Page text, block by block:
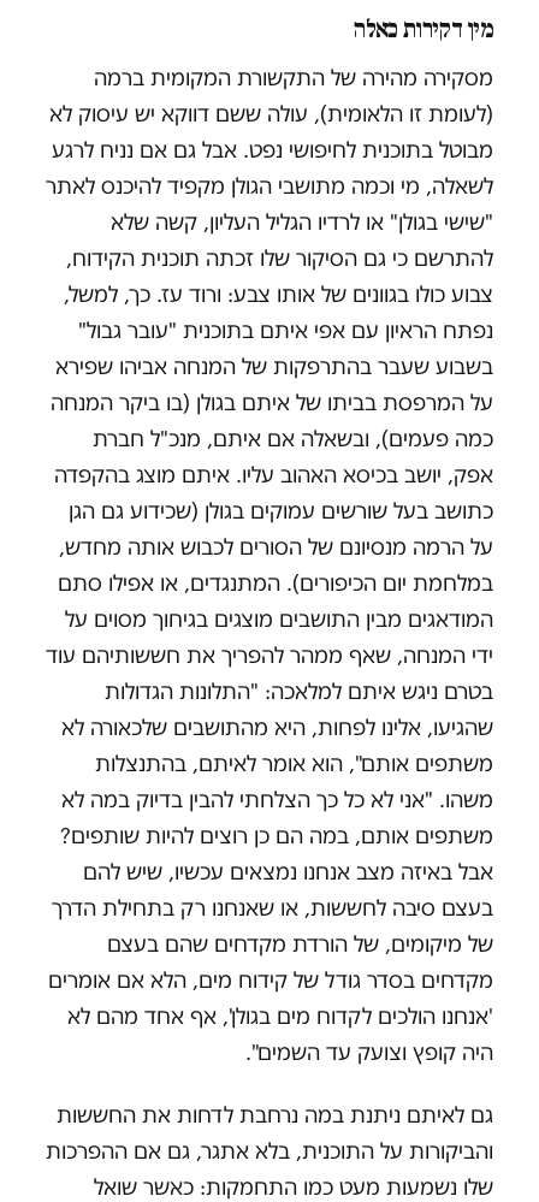
מין דקירות כאלה
מסקירה מהירה של התקשורת המקומית ברמה
(לעומת זו הלאומית), עולה ששם דווקא יש עיסוק לא
מבוטל בתוכנית לחיפושי נפט. אבל גם אם נניח לרגע
לשאלה, מי וכמה מתושבי הגולן מקפיד להיכנס לאתר
"שישי בגולן" או לרדיו הגליל העליון, קשה שלא
להתרשם כי גם הסיקור שלו זכתה תוכנית הקידוח,
צבוע כולו בגוונים של אותו צבע: ורוד עז. כך, למשל,
נפתח הראיון עם אפי איתם בתוכנית "עובר גבול"
בשבוע שעבר בהתרפקות של המנחה אביהו שפירא
על המרפסת בביתו של איתם בגולן (בו ביקר המנחה
כמה פעמים), ובשאלה אם איתם, מנכ"ל חברת
אפק, יושב בכיסא האהוב עליו. איתם מוצג בהקפדה
כתושב בעל שורשים עמוקים בגולן (שכידוע גם הגן
על הרמה מנסיונם של הסורים לכבוש אותה מחדש,
במלחמת יום הכיפורים). המתנגדים, או אפילו סתם
המודאגים מבין התושבים מוצגים בגיחוך מסוים על
ידי המנחה, שאף ממהר להפריך את חששותיהם עוד
בטרם ניגש איתם למלאכה: "התלונות הגדולות
שהגיעו, אלינו לפחות, היא מהתושבים שלכאורה לא
משתפים אותם", הוא אומר לאיתם, בהתנצלות
משהו. "אני לא כל כך הצלחתי להבין בדיוק במה לא
משתפים אותם, במה הם כן רוצים להיות שותפים?
אבל באיזה מצב אנחנו נמצאים עכשיו, שיש להם
בעצם סיבה לחששות, או שאנחנו רק בתחילת הדרך
של מיקומים, של הורדת מקדחים שהם בעצם
מקדחים בסדר גודל של קידוח מים, הלא אם אומרים
'אנחנו הולכים לקדוח מים בגולן', אף אחד מהם לא
היה קופץ וצועק עד השמים".
גם לאיתם ניתנת במה נרחבת לדחות את החששות
והביקורות על התוכנית, בלא אתגר, גם אם ההפרכות
שלו נשמעות מעט כמו התחמקות: כאשר שואל